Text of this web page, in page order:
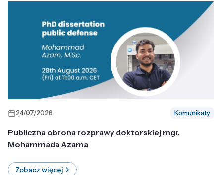
24/07/2026 Komunikaty
Publiczna obrona rozprawy doktorskiej mgr.
Mohammada Azama
Zobacz więcej